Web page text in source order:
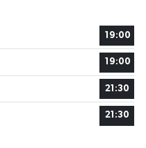
19:00
19:00
21:30
21:30